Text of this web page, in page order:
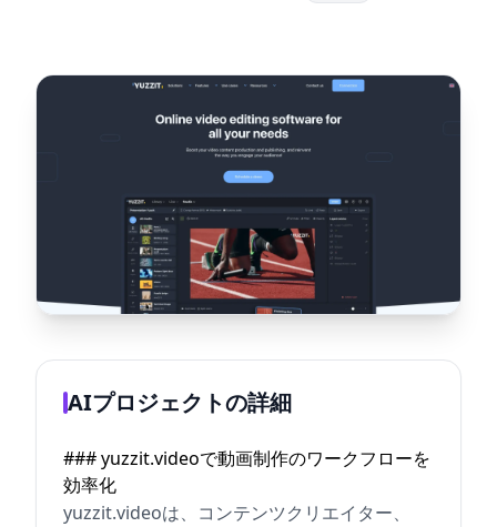
AIプロジェクトの詳細
### yuzzit.videoで動画制作のワークフローを
効率化
yuzzit.videoは、コンテンツクリエイター、